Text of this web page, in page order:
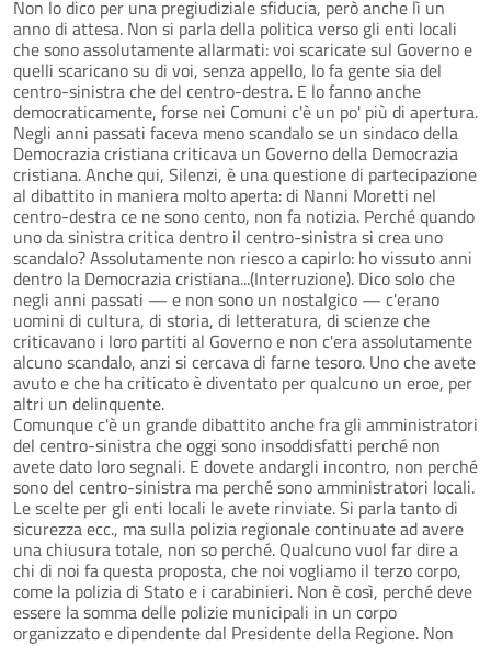
Non lo dico per una pregiudiziale sfiducia, però anche lì un
anno di attesa. Non si parla della politica verso gli enti locali
che sono assolutamente allarmati: voi scaricate sul Governo e
quelli scaricano su di voi, senza appello, lo fa gente sia del
centro-sinistra che del centro-destra. E lo fanno anche
democraticamente, forse nei Comuni c'è un po' più di apertura.
Negli anni passati faceva meno scandalo se un sindaco della
Democrazia cristiana criticava un Governo della Democrazia
cristiana. Anche qui, Silenzi, è una questione di partecipazione
al dibattito in maniera molto aperta: di Nanni Moretti nel
centro-destra ce ne sono cento, non fa notizia. Perché quando
uno da sinistra critica dentro il centro-sinistra si crea uno
scandalo? Assolutamente non riesco a capirlo: ho vissuto anni
dentro la Democrazia cristiana...(Interruzione). Dico solo che
negli anni passati — e non sono un nostalgico — c'erano
uomini di cultura, di storia, di letteratura, di scienze che
criticavano i loro partiti al Governo e non c'era assolutamente
alcuno scandalo, anzi si cercava di farne tesoro. Uno che avete
avuto e che ha criticato è diventato per qualcuno un eroe, per
altri un delinquente.
Comunque c'è un grande dibattito anche fra gli amministratori
del centro-sinistra che oggi sono insoddisfatti perché non
avete dato loro segnali. E dovete andargli incontro, non perché
sono del centro-sinistra ma perché sono amministratori locali.
Le scelte per gli enti locali le avete rinviate. Si parla tanto di
sicurezza ecc., ma sulla polizia regionale continuate ad avere
una chiusura totale, non so perché. Qualcuno vuol far dire a
chi di noi fa questa proposta, che noi vogliamo il terzo corpo,
come la polizia di Stato e i carabinieri. Non è così, perché deve
essere la somma delle polizie municipali in un corpo
organizzato e dipendente dal Presidente della Regione. Non